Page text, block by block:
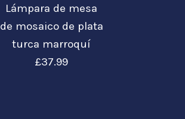
Lámpara de mesa
de mosaico de plata
turca marroquí
£37.99